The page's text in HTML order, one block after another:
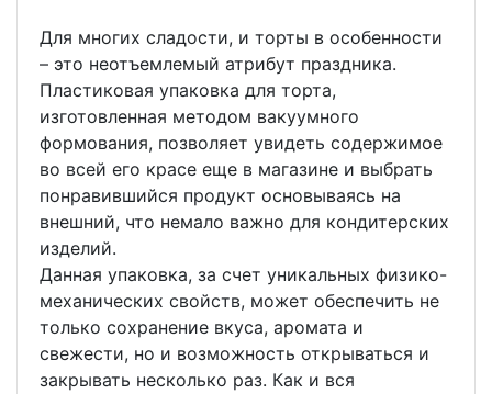
Для многих сладости, и торты в особенности
– это неотъемлемый атрибут праздника.
Пластиковая упаковка для торта,
изготовленная методом вакуумного
формования, позволяет увидеть содержимое
во всей его красе еще в магазине и выбрать
понравившийся продукт основываясь на
внешний, что немало важно для кондитерских
изделий.
Данная упаковка, за счет уникальных физико-
механических свойств, может обеспечить не
только сохранение вкуса, аромата и
свежести, но и возможность открываться и
закрывать несколько раз. Как и вся